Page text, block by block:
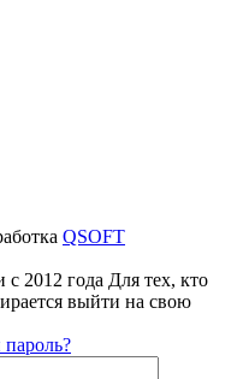
QSOFT
с 2012 года Для тех, кто
выйти на свою